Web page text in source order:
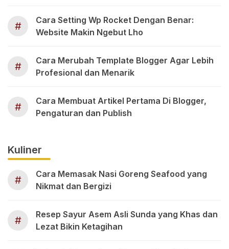
#
Cara Setting Wp Rocket Dengan Benar:
Website Makin Ngebut Lho
#
Cara Merubah Template Blogger Agar Lebih
Profesional dan Menarik
#
Cara Membuat Artikel Pertama Di Blogger,
Pengaturan dan Publish
Kuliner
#
Cara Memasak Nasi Goreng Seafood yang
Nikmat dan Bergizi
#
Resep Sayur Asem Asli Sunda yang Khas dan
Lezat Bikin Ketagihan